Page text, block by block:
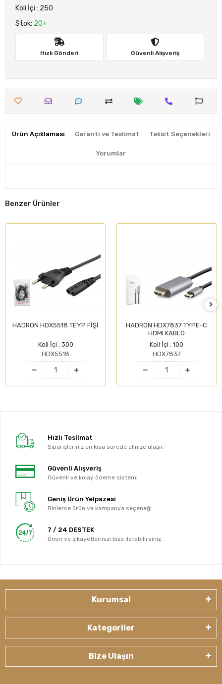
Koli İçi : 250
Stok: 20+
Hızlı Gönderi Güvenli Alışveriş
Ürün Açıklaması Garanti ve Teslimat Taksit Seçenekleri
Yorumlar
Benzer Ürünler
HADRON HDX5518 TEYP FİŞİ
Koli İçi : 300
HDX5518
HADRON HDX7837 TYPE-C
HDMI KABLO
Koli İçi : 100
HDX7837
Hızlı Teslimat
Siparişleriniz en kısa sürede elinize ulaşır.
Güvenli Alışveriş
Güvenli ve kolay ödeme sistemi
Geniş Ürün Yelpazesi
Binlerce ürün ve kampanya seçeneği
7 / 24 DESTEK
Öneri ve şikayetlerinizi bize iletebilirsiniz.
Kurumsal
Kategoriler
Bize Ulaşın